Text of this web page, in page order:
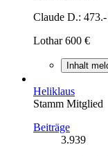
Claude D.:
Lothar 600 €
Inhalt
Heliklaus
Stamm Mitglied
Beiträge
3.939